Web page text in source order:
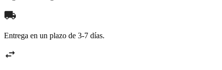
Entrega en un plazo de 3-7 días.